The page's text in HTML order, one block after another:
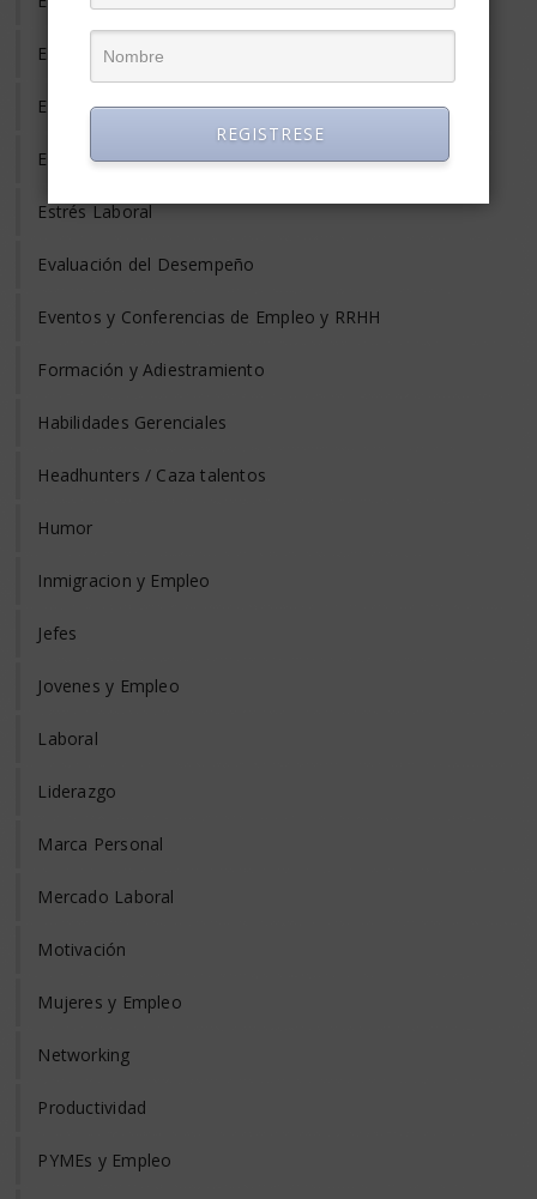
Emprendedores
Entrevista de Trabajo
Equilibrio Vida y Trabajo
Estrés Laboral
Evaluación del Desempeño
Eventos y Conferencias de Empleo y RRHH
Formación y Adiestramiento
Habilidades Gerenciales
Headhunters / Caza talentos
Humor
Inmigracion y Empleo
Jefes
Jovenes y Empleo
Laboral
Liderazgo
Marca Personal
Mercado Laboral
Motivación
Mujeres y Empleo
Networking
Productividad
PYMEs y Empleo
REGISTRESE